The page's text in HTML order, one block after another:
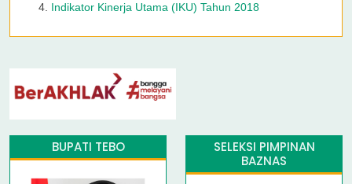
Indikator Kinerja Utama (IKU) Tahun 2018
BUPATI TEBO
SELEKSI PIMPINAN
BAZNAS